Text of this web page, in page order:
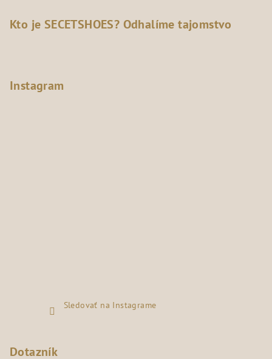
Kto je SECETSHOES? Odhalíme tajomstvo
Instagram
Sledovať na Instagrame
Dotazník